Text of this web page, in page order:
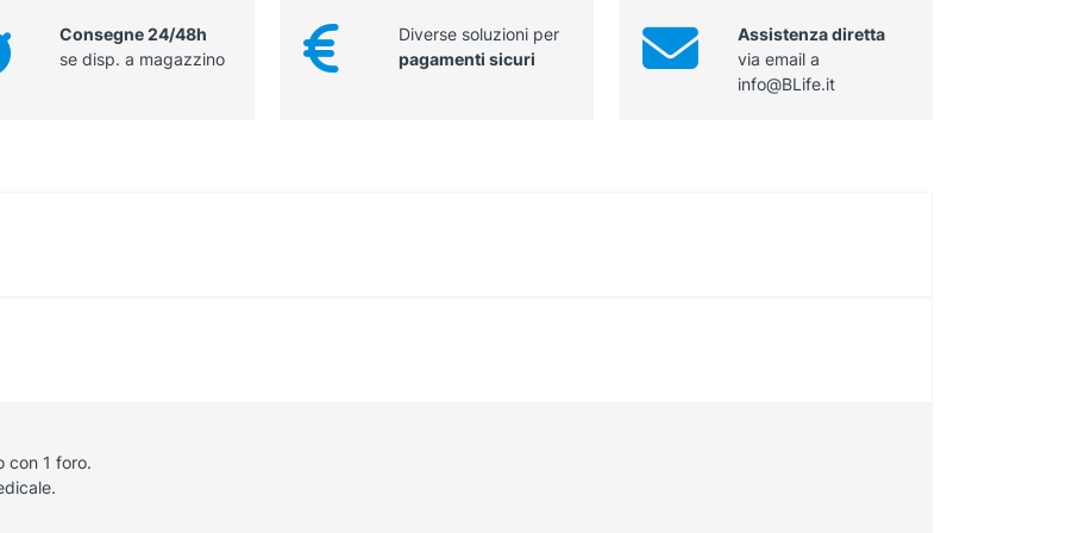
lunghezza
230
4,0
Consegne 24/48h
se disp. a magazzino
Diverse soluzioni per
pagamenti sicuri
Assistenza diretta
via email a
info@BLife.it
con 1 foro.